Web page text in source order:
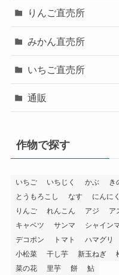
りんご直売所
みかん直売所
いちご直売所
通販
作物で探す
いちご いちじく かぶ き
とうもろこし
なす にんにく
りんご
れんこん アジ ア
キャベツ
サンマ シャイン
デコポン
トマト ハマグリ
小松菜
干し芋 新玉ねぎ
菜の花
里芋 餅 鮎